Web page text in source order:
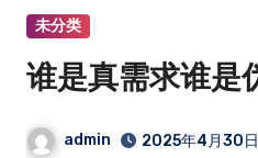
未分类
谁是真需求谁是
admin 2025年4月30日